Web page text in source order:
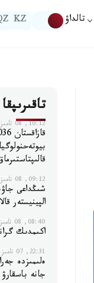
تالداۋ KZ
10:12, 08 تامىز 2026
09:12, 08 تامىز 2026
شىڭداعى
الپينيستەر
08:40, 08 تامىز 2026
اكىمدىك
22:31, 07 تامىز 2026
ەلىمىزدە
جانە